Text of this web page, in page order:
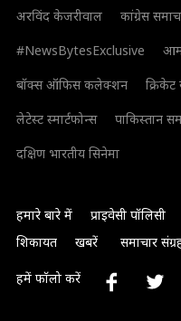
अरविंद केजरीवाल कांग्रेस
#NewsBytesExclusive
आम
बॉक्स ऑफिस कलेक्शन
क्रिकेट
लेटेस्ट स्मार्टफोन्स
पाकिस्तान
दक्षिण भारतीय सिनेमा
हमारे बारे में प्राइवेसी पॉलिसी
शिकायत
खबरें समाचार
हमें फॉलो करें